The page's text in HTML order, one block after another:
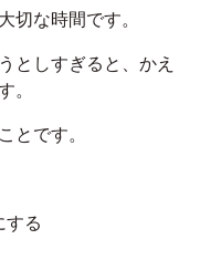
切な時間です。
としすぎると、かえ
。
とです。
する